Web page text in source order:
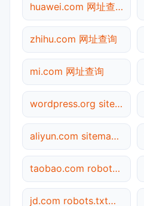
huawei.com 网址查询
zhihu.com 网址查询
mi.com 网址查询
wordpress.org sitemap.xml检测
aliyun.com sitemap.xml检测
taobao.com robots.txt检测
jd.com robots.txt检测